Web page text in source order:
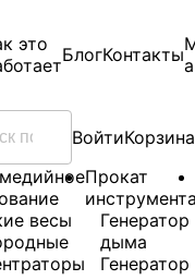
это
БлогКонтакты
ВойтиКорзина
Прокат
весы
Генератор
дыма
Генератор